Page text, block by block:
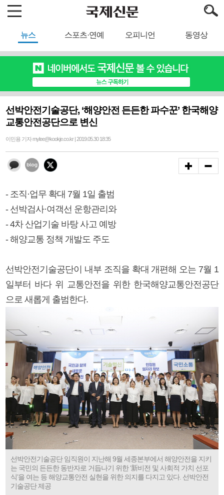
뉴스 스포츠·연예 오피니언 동영상
선박안전기술공단, ‘해양안전 든든한 파수꾼’ 한국해양
교통안전공단으로 변신
이민용 기자 mylee@kookje.co.kr | 2019.05.30 18:35
- 조직·업무 확대 7월 1일 출범
- 선박검사·여객선 운항관리와
- 4차 산업기술 바탕 사고 예방
- 해양교통 정책 개발도 주도
선박안전기술공단이 내부 조직을 확대 개편해 오는 7월 1
일부터 바다 위 교통안전을 위한 한국해양교통안전공단
으로 새롭게 출범한다.
선박안전기술공단 임직원이 지난해 9월 세종본부에서 해양안전을 지키
는 국민의 든든한 동반자로 거듭나기 위한 ‘新비전 및 사회적 가치 선포
식’을 여는 등 해양교통안전 실현을 위한 의지를 다지고 있다. 선박안전
기술공단 제공